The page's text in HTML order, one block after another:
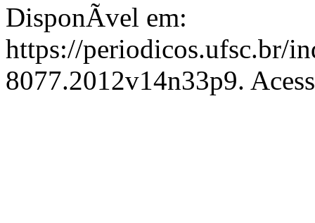
DisponÃ­vel em:
https://periodicos.ufsc.br/
8077.2012v14n33p9.